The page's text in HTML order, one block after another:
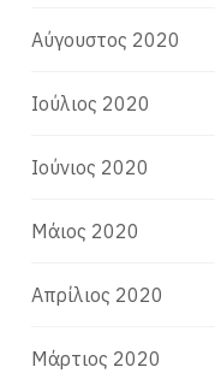
Αύγουστος 2020
Ιούλιος 2020
Ιούνιος 2020
Μάιος 2020
Απρίλιος 2020
Μάρτιος 2020